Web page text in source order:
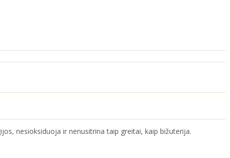
nesioksiduoja ir nenusitrina taip greitai, kaip bižuterija.